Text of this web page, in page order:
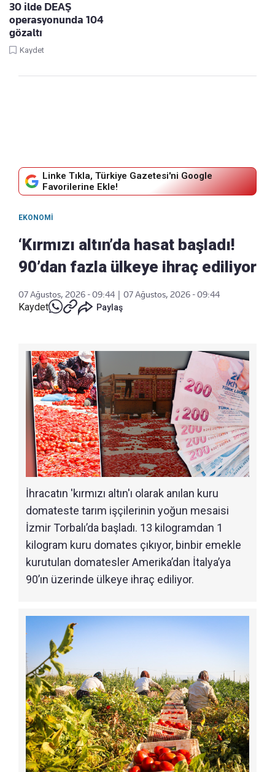
30 ilde DEAŞ
operasyonunda 104
gözaltı
Kaydet
Linke Tıkla, Türkiye Gazetesi'ni Google
Favorilerine Ekle!
EKONOMI
‘Kırmızı altın’da hasat başladı!
90’dan fazla ülkeye ihraç ediliyor
07 Ağustos, 2026 - 09:44 07 Ağustos, 2026 - 09:44
Kaydet Paylaş
İhracatın 'kırmızı altın'ı olarak anılan kuru
domateste tarım işçilerinin yoğun mesaisi
İzmir Torbalı’da başladı. 13 kilogramdan 1
kilogram kuru domates çıkıyor, binbir emekle
kurutulan domatesler Amerika’dan İtalya’ya
90’ın üzerinde ülkeye ihraç ediliyor.